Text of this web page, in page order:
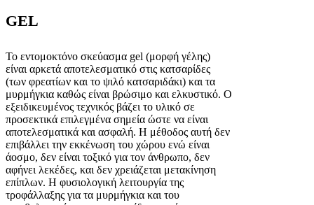
GEL
Το εντομοκτόνο σκεύασμα gel (μορφή γέλης)
είναι αρκετά αποτελεσματικό στις κατσαρίδες
(των φρεατίων και το ψιλό κατσαριδάκι) και τα
μυρμήγκια καθώς είναι βρώσιμο και ελκυστικό. Ο
εξειδικευμένος τεχνικός βάζει το υλικό σε
προσεκτικά επιλεγμένα σημεία ώστε να είναι
αποτελεσματικά και ασφαλή. Η μέθοδος αυτή δεν
επιβάλλει την εκκένωση του χώρου ενώ είναι
άοσμο, δεν είναι τοξικό για τον άνθρωπο, δεν
αφήνει λεκέδες, και δεν χρειάζεται μετακίνηση
επίπλων. Η φυσιολογική λειτουργία της
τροφάλλαξης για τα μυρμήγκια και του